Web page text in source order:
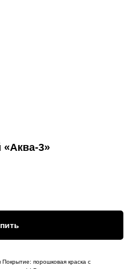
«Аква-3»
порошковая краска с